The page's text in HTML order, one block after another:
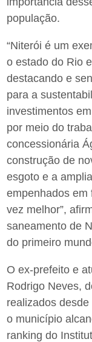
população.
“Niterói é um
o estado do Rio
destacando e
para a
investimentos
por meio do
concessionária
construção de
esgoto e a
empenhados em
vez melhor”,
saneamento de
do primeiro
O ex-prefeito e
Rodrigo Neves,
realizados
o município
ranking do